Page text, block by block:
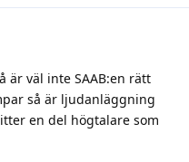
är väl inte SAAB:en rätt
så är ljudanläggning
en del högtalare som